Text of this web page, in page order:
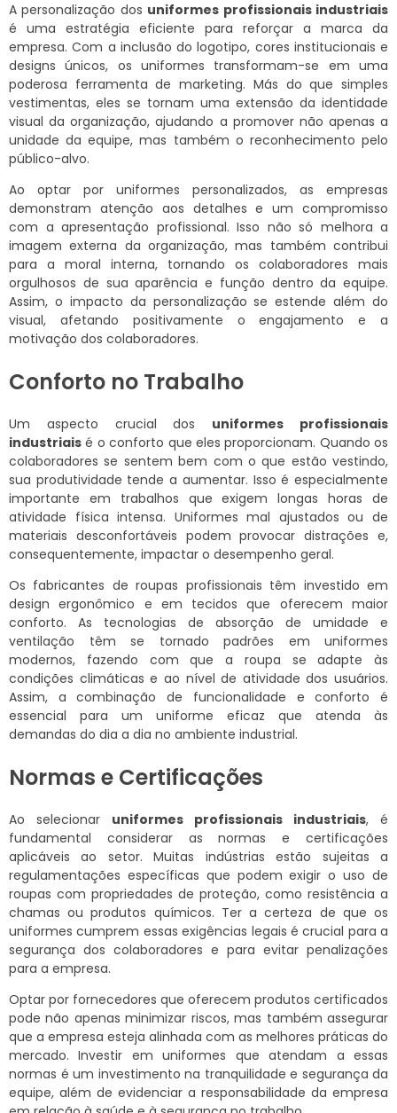
A personalização dos uniformes profissionais industriais
é uma estratégia eficiente para reforçar a marca da
empresa. Com a inclusão do logotipo, cores institucionais e
designs únicos, os uniformes transformam-se em uma
poderosa ferramenta de marketing. Más do que simples
vestimentas, eles se tornam uma extensão da identidade
visual da organização, ajudando a promover não apenas a
unidade da equipe, mas também o reconhecimento pelo
público-alvo.
Ao optar por uniformes personalizados, as empresas
demonstram atenção aos detalhes e um compromisso
com a apresentação profissional. Isso não só melhora a
imagem externa da organização, mas também contribui
para a moral interna, tornando os colaboradores mais
orgulhosos de sua aparência e função dentro da equipe.
Assim, o impacto da personalização se estende além do
visual, afetando positivamente o engajamento e a
motivação dos colaboradores.
Conforto no Trabalho
Um aspecto crucial dos uniformes profissionais
industriais é o conforto que eles proporcionam. Quando os
colaboradores se sentem bem com o que estão vestindo,
sua produtividade tende a aumentar. Isso é especialmente
importante em trabalhos que exigem longas horas de
atividade física intensa. Uniformes mal ajustados ou de
materiais desconfortáveis podem provocar distrações e,
consequentemente, impactar o desempenho geral.
Os fabricantes de roupas profissionais têm investido em
design ergonômico e em tecidos que oferecem maior
conforto. As tecnologias de absorção de umidade e
ventilação têm se tornado padrões em uniformes
modernos, fazendo com que a roupa se adapte às
condições climáticas e ao nível de atividade dos usuários.
Assim, a combinação de funcionalidade e conforto é
essencial para um uniforme eficaz que atenda às
demandas do dia a dia no ambiente industrial.
Normas e Certificações
Ao selecionar uniformes profissionais industriais, é
fundamental considerar as normas e certificações
aplicáveis ao setor. Muitas indústrias estão sujeitas a
regulamentações específicas que podem exigir o uso de
roupas com propriedades de proteção, como resistência a
chamas ou produtos químicos. Ter a certeza de que os
uniformes cumprem essas exigências legais é crucial para a
segurança dos colaboradores e para evitar penalizações
para a empresa.
Optar por fornecedores que oferecem produtos certificados
pode não apenas minimizar riscos, mas também assegurar
que a empresa esteja alinhada com as melhores práticas do
mercado. Investir em uniformes que atendam a essas
normas é um investimento na tranquilidade e segurança da
equipe, além de evidenciar a responsabilidade da empresa